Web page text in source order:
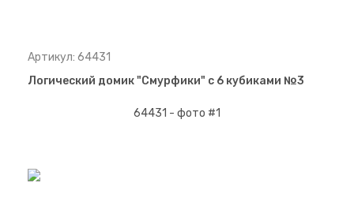
Артикул: 64431
Логический домик "Смурфики" с 6 кубиками №3